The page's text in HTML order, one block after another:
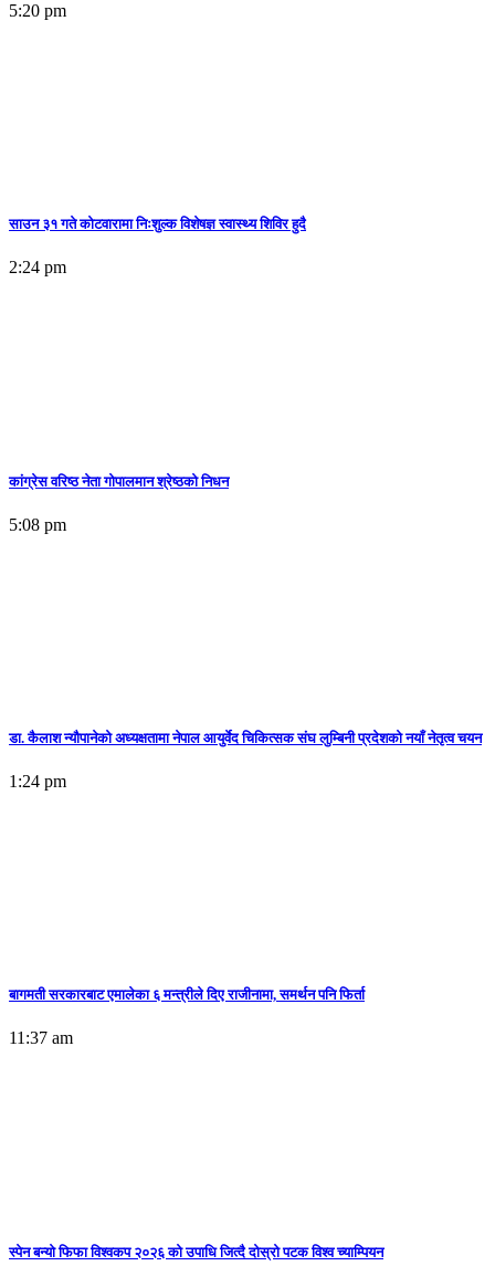
5:20 pm
साउन ३१ गते कोटवारामा निःशुल्क विशेषज्ञ स्वास्थ्य शिविर हुदै
2:24 pm
कांग्रेस वरिष्ठ नेता गोपालमान श्रेष्ठको निधन
5:08 pm
डा. कैलाश न्यौपानेको अध्यक्षतामा नेपाल आयुर्वेद चिकित्सक संघ लुम्बिनी प्रदेशको नयाँ नेतृत्व चयन
1:24 pm
बागमती सरकारबाट एमालेका ६ मन्त्रीले दिए राजीनामा, समर्थन पनि फिर्ता
11:37 am
स्पेन बन्याे फिफा विश्वकप २०२६ को उपाधि जित्दै दोस्रो पटक विश्व च्याम्पियन